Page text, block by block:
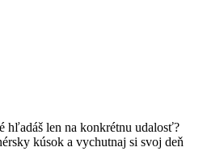
hľadáš len na konkrétnu udalosť?
kúsok a vychutnaj si svoj deň